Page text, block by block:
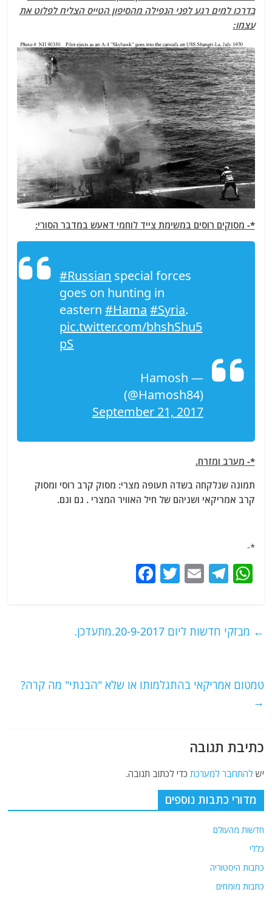
בדרכו למים רגע לפני הנפילה מהסיפון הטייס הצליח לפלוט את
עצמו:
*- מסוקים רוסים במשימת צייד לוחמי דאעש במדבר הסורי:
#Russian special forces
goes on hunting in
eastern#Hama #Syria.
pic.twitter.com/bhshShu5
pS
— Hamosh
(@Hamosh84)
September 21, 2017
*- מערב ומזרח.
תמונה שנלקחה בשדה תעופה מצרי: מסוק קרב רוסי ומסוק
קרב אמריקאי ושניהם של חיל האוויר המצרי . גם וגם.
*-
W
s
p
T
g
E
l
T
er
e
o
← מבזקי חדשות ליום 20-9-2017.מתעדכן.
טמטום אמריקאי בהתגלמותו או שלא "הבנתי" מה קרה?
→
כתיבת תגובה
ישלהתחבר למערכת כדי לכתוב תגובה.
מדורי כתבות נוספים
חדשות מהעולם
כללי
כתבות היסטוריה
כתבות מומחים